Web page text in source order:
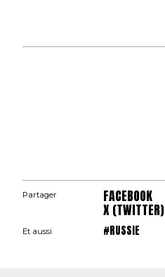
Partager FACEBOOK
X (TWITTER)
Et aussi #RUSSIE